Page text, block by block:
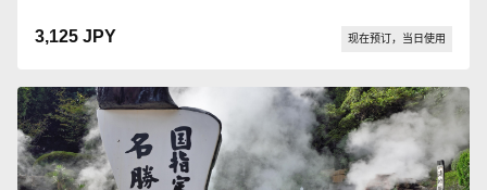
3,125 JPY 现在预订，当日使用